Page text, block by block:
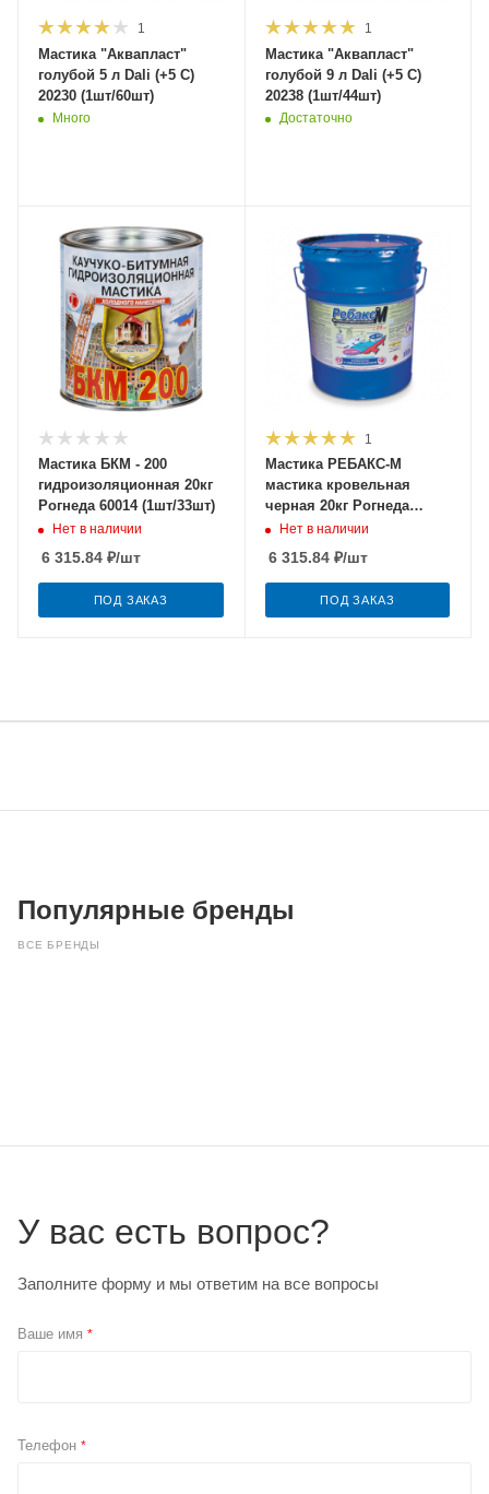
1
Мастика "Аквапласт"
голубой 5 л Dali (+5 С)
20230 (1шт/60шт)
Много
1
Мастика "Аквапласт"
голубой 9 л Dali (+5 С)
20238 (1шт/44шт)
Достаточно
Мастика БКМ - 200
гидроизоляционная 20кг
Рогнеда 60014 (1шт/33шт)
Нет в наличии
6 315.84 ₽/шт
ПОД ЗАКАЗ
1
Мастика РЕБАКС-М
мастика кровельная
черная 20кг Рогнеда
60015 (1шт/33шт)
Нет в наличии
6 315.84₽/шт
ПОД ЗАКАЗ
Популярные бренды
ВСЕ БРЕНДЫ
У вас есть вопрос?
Заполните форму и мы ответим на все вопросы
Ваше имя *
Телефон *